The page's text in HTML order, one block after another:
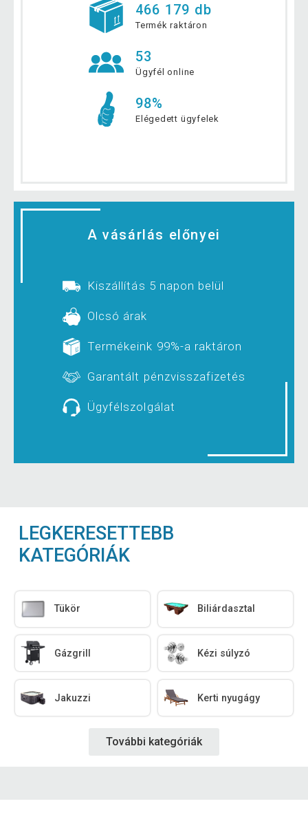
466 179 db
Termék raktáron
53
Ügyfél online
98%
Elégedett ügyfelek
A vásárlás előnyei
Kiszállítás 5 napon belül
Olcsó árak
Termékeink 99%-a raktáron
Garantált pénzvisszafizetés
Ügyfélszolgálat
LEGKERESETTEBB
KATEGÓRIÁK
Tükör Biliárdasztal
Gázgrill Kézi súlyzó
Jakuzzi Kerti nyugágy
További kategóriák